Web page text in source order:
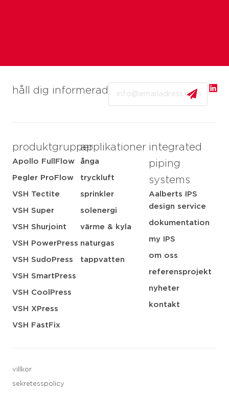
håll dig informerad
produktgrupper
Apollo FullFlow
Pegler ProFlow
VSH Tectite
VSH Super
VSH Shurjoint
VSH PowerPress
VSH SudoPress
VSH SmartPress
VSH CoolPress
VSH XPress
VSH FastFix
applikationer
ånga
tryckluft
sprinkler
solenergi
värme & kyla
naturgas
tappvatten
integrated
piping
systems
Aalberts IPS
design service
dokumentation
my IPS
om oss
referensprojekt
nyheter
kontakt
villkor
sekretesspolicy